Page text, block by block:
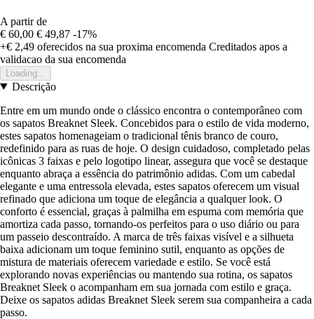
A partir de
€ 60,00 € 49,87 -17%
+€ 2,49 oferecidos na sua proxima encomenda Creditados apos a
validacao da sua encomenda
Loading...
Descrição
Entre em um mundo onde o clássico encontra o contemporâneo com
os sapatos Breaknet Sleek. Concebidos para o estilo de vida moderno,
estes sapatos homenageiam o tradicional tênis branco de couro,
redefinido para as ruas de hoje. O design cuidadoso, completado pelas
icônicas 3 faixas e pelo logotipo linear, assegura que você se destaque
enquanto abraça a essência do patrimônio adidas. Com um cabedal
elegante e uma entressola elevada, estes sapatos oferecem um visual
refinado que adiciona um toque de elegância a qualquer look. O
conforto é essencial, graças à palmilha em espuma com memória que
amortiza cada passo, tornando-os perfeitos para o uso diário ou para
um passeio descontraído. A marca de três faixas visível e a silhueta
baixa adicionam um toque feminino sutil, enquanto as opções de
mistura de materiais oferecem variedade e estilo. Se você está
explorando novas experiências ou mantendo sua rotina, os sapatos
Breaknet Sleek o acompanham em sua jornada com estilo e graça.
Deixe os sapatos adidas Breaknet Sleek serem sua companheira a cada
passo.